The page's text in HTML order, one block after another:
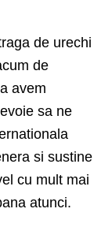
de urechi
de
avem
sa ne
si sustine
cu mult mai
atunci.